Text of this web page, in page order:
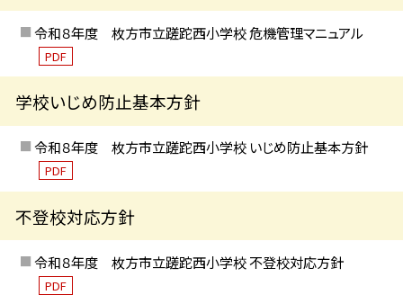
令和８年度 枚方市立蹉跎西小学校 危機管理マニュアル
PDF
学校いじめ防止基本方針
令和８年度 枚方市立蹉跎西小学校 いじめ防止基本方針
PDF
不登校対応方針
令和８年度 枚方市立蹉跎西小学校 不登校対応方針
PDF